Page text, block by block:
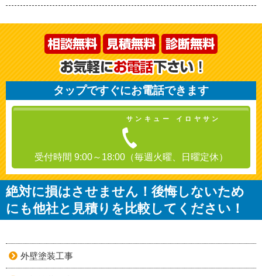
タップですぐにお電話できます
サンキュー イロヤサン
受付時間 9:00～18:00（毎週火曜、日曜定休）
絶対に損はさせません！後悔しないため
にも他社と見積りを比較してください！
外壁塗装工事